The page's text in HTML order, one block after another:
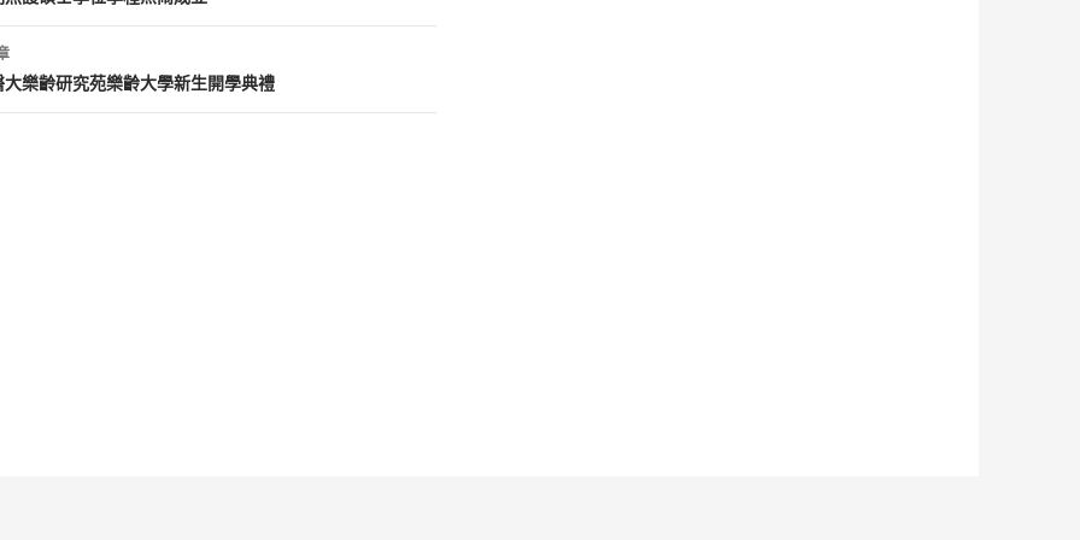
大樂齡研究苑樂齡大學新生開學典禮